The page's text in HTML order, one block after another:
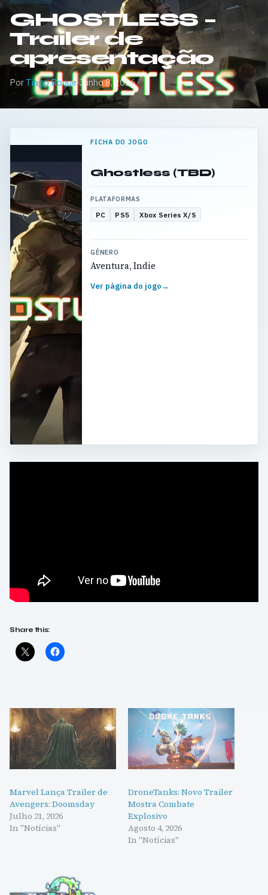
GHOSTLESS –
Trailer de
apresentação
Por Tiago Roque·Junho 8, 2026
FICHA DO JOGO
Ghostless (TBD)
PLATAFORMAS
PC PS5 Xbox Series X/S
GÉNERO
Aventura, Indie
Ver página do jogo→
Share this:
Marvel Lança Trailer de
Avengers: Doomsday
Julho 21, 2026
In "Notícias"
DroneTanks: Novo Trailer
Mostra Combate
Explosivo
Agosto 4, 2026
In "Notícias"